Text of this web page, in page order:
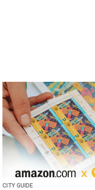
CITY GUIDE